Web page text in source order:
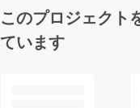
このプロジェクト
ています